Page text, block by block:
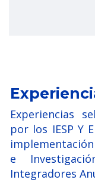
Experiencias
por los IESP Y
e
Integradores